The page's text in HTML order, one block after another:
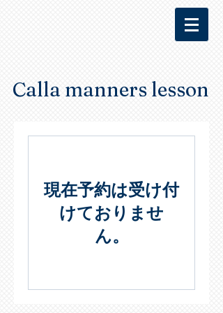
​​ Calla manners lesson
現在予約は受け付
けておりませ
ん。